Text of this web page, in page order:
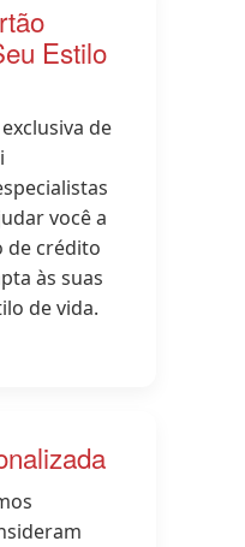
Estilo
de
você a
de crédito
às suas
de vida.